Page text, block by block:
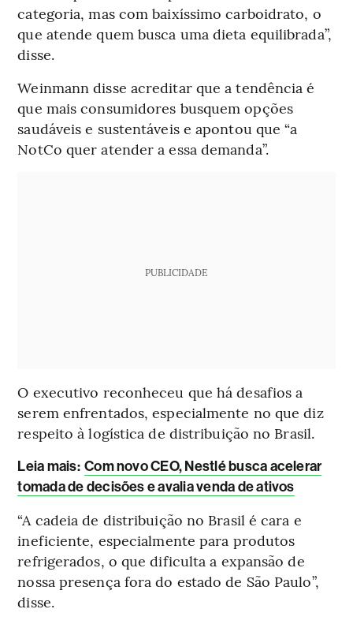
categoria, mas com baixíssimo carboidrato, o
que atende quem busca uma dieta equilibrada”,
disse.
Weinmann disse acreditar que a tendência é
que mais consumidores busquem opções
saudáveis e sustentáveis e apontou que “a
NotCo quer atender a essa demanda”.
PUBLICIDADE
O executivo reconheceu que há desafios a
serem enfrentados, especialmente no que diz
respeito à logística de distribuição no Brasil.
Leia mais: Com novo CEO, Nestlé busca acelerar
tomada de decisões e avalia venda de ativos
“A cadeia de distribuição no Brasil é cara e
ineficiente, especialmente para produtos
refrigerados, o que dificulta a expansão de
nossa presença fora do estado de São Paulo”,
disse.